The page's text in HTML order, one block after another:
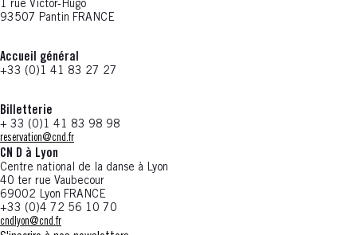
1 rue Victor-Hugo
93507 Pantin FRANCE
Accueil général
+33 (0)1 41 83 27 27
Billetterie
+ 33 (0)1 41 83 98 98
reservation@cnd.fr
CN D à Lyon
Centre national de la danse à Lyon
40 ter rue Vaubecour
69002 Lyon FRANCE
+33 (0)4 72 56 10 70
cndlyon@cnd.fr